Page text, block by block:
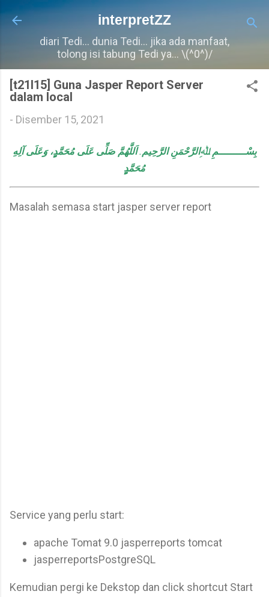
Langkau ke kandungan utama
interpretZZ
diari Tedi... dunia Tedi... jika ada manfaat,
tolong isi tabung Tedi ya... \(^0^)/
[t21l15] Guna Jasper Report Server
dalam local
- Disember 15, 2021
بِسْـــــــــمِ ﷲِالرَّحْمَنِ الرَّحِيم.اَللَّهُمَّ صَلِّى عَلَى مُحَمَّدٍٍ، وَعَلَى آلِهِ
مُحَمَّدٍٍ
Masalah semasa start jasper server report
Service yang perlu start:
apache Tomat 9.0 jasperreports tomcat
jasperreportsPostgreSQL
Kemudian pergi ke Dekstop dan click shortcut Start